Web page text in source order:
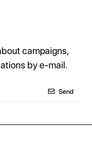
campaigns,
by e-mail.
Send